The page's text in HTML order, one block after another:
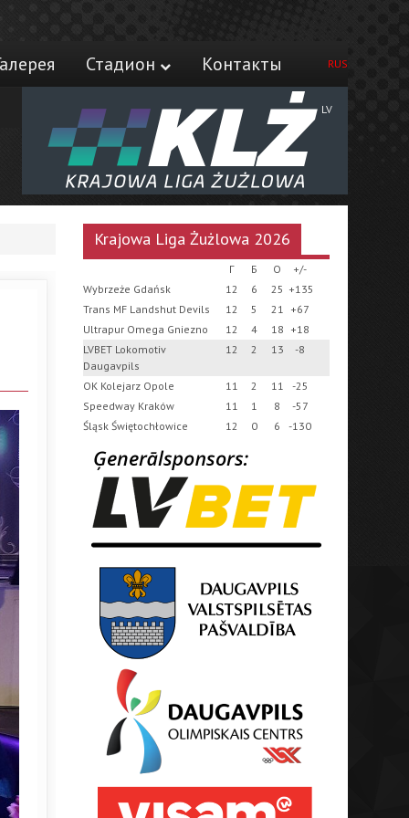
Стадион Контакты RUS
LV
Krajowa Liga Żużlowa 2026
Г Б О
+/-
Wybrzeże Gdańsk
12 6 25 +135
Trans MF Landshut Devils
12 5 21 +67
Ultrapur Omega Gniezno
12 4 18 +18
LVBET Lokomotiv
Daugavpils
12 2 13 -8
OK Kolejarz Opole 11 2 11
-25
Speedway Kraków
11 1 8
-57
Śląsk Świętochłowice
12 0 6 -130